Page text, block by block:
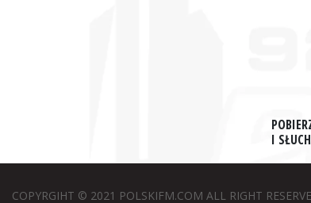
I
COPYRGIHT © 2021 POLSKIFM.COM ALL RIGHT